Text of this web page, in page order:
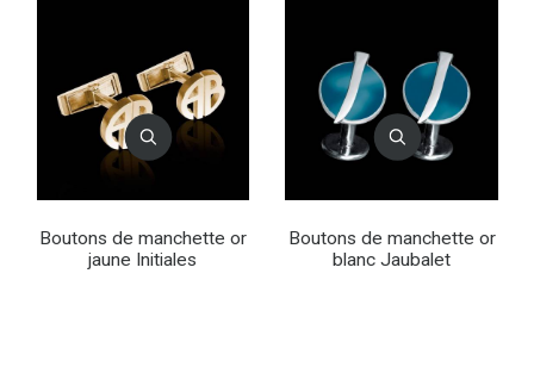
Boutons de manchette or
jaune Initiales
Boutons de manchette or
blanc Jaubalet